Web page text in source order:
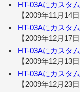
HT-03Aにカスタ
【2009年11月14日
HT-03Aにカスタ
【2009年12月17日
HT-03Aにカスタ
【2009年12月13日
HT-03Aにカスタ
【2009年12月23日